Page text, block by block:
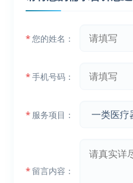
*您的姓名：
*手机号码：
* 服务项目：
* 留言内容：